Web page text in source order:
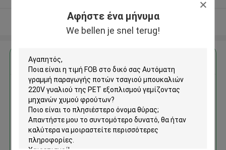
Αφήστε ένα μήνυμα
We bellen je snel terug!
Δείτε περισσότερων
Αποκτήστε την καλύτερη τιμή για
Αυτόματη γραμμή παραγωγής
ποτών τσαγιού μπουκαλιών
220V γυαλιού της PET
εξοπλισμού γεμίζοντας
μηχανών χυμού φρούτων